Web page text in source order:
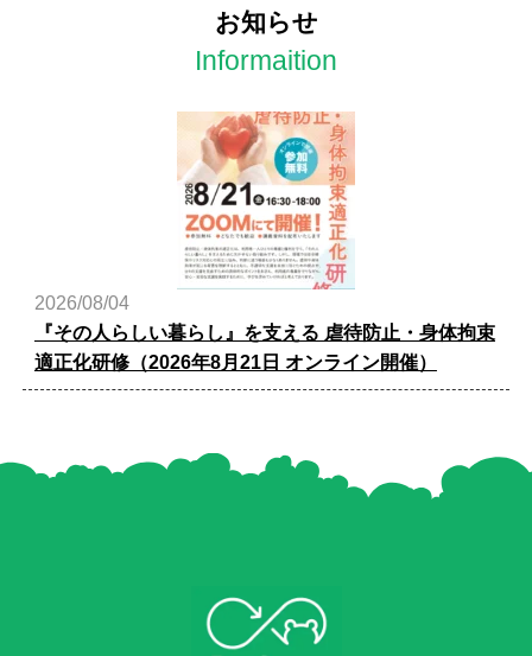
お知らせ
Informaition
2026/08/04
『その人らしい暮らし』を支える 虐待防止・身体拘束
適正化研修（2026年8月21日 オンライン開催）